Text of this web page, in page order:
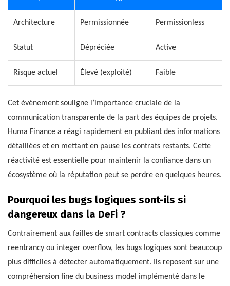
Architecture Permissionnée Permissionless
Statut Dépréciée Active
Risque actuel Élevé (exploité) Faible
Cet événement souligne l’importance cruciale de la
communication transparente de la part des équipes de projets.
Huma Finance a réagi rapidement en publiant des informations
détaillées et en mettant en pause les contrats restants. Cette
réactivité est essentielle pour maintenir la confiance dans un
écosystème où la réputation peut se perdre en quelques heures.
Pourquoi les bugs logiques sont-ils si
dangereux dans la DeFi ?
Contrairement aux failles de smart contracts classiques comme
reentrancy ou integer overflow, les bugs logiques sont beaucoup
plus difficiles à détecter automatiquement. Ils reposent sur une
compréhension fine du business model implémenté dans le